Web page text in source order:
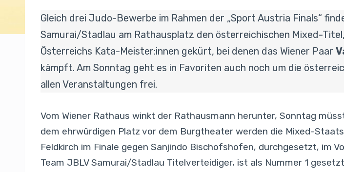
Gleich drei Judo-Bewerbe im Rahmen der „Sport Austria Finals“
Samurai/Stadlau am Rathausplatz den österreichischen Mixed-
Österreichs Kata-Meister:innen gekürt, bei denen das Wiener Paar
kämpft. Am Sonntag geht es in Favoriten auch noch um die
allen Veranstaltungen frei.
Vom Wiener Rathaus winkt der Rathausmann herunter, Sonntag
dem ehrwürdigen Platz vor dem Burgtheater werden die Mixed-
Feldkirch im Finale gegen Sanjindo Bischofshofen, durchgesetzt, im
Team JBLV Samurai/Stadlau Titelverteidiger, ist als Nummer 1